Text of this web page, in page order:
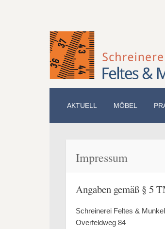
SPRINGEN
AKTUELL MÖBEL
Impressum
Angaben gemäß § 5
Schreinerei Feltes &
Overfeldweg 84